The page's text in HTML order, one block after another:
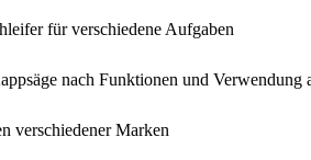
für verschiedene Aufgaben
nach Funktionen und Verwendung
verschiedener Marken